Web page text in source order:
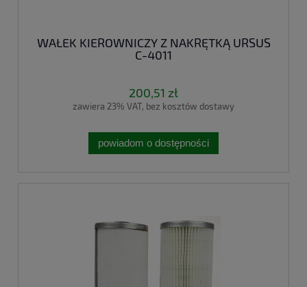
WAŁEK KIEROWNICZY Z NAKRĘTKĄ URSUS
C-4011
200,51 zł
zawiera 23% VAT, bez kosztów dostawy
powiadom o dostępności